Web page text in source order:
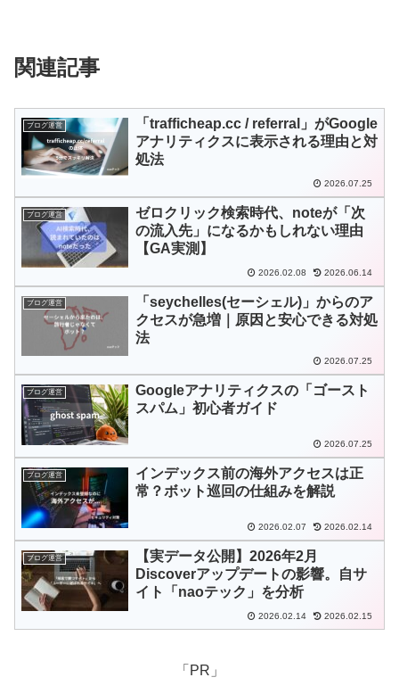
関連記事
ブログ運営
「trafficheap.cc / referral」がGoogle
アナリティクスに表示される理由と対
処法
2026.07.25
ブログ運営
ゼロクリック検索時代、noteが「次
の流入先」になるかもしれない理由
【GA実測】
2026.02.08 2026.06.14
ブログ運営
「seychelles(セーシェル)」からのア
クセスが急増｜原因と安心できる対処
法
2026.07.25
ブログ運営
Googleアナリティクスの「ゴースト
スパム」初心者ガイド
2026.07.25
ブログ運営
インデックス前の海外アクセスは正
常？ボット巡回の仕組みを解説
2026.02.07 2026.02.14
ブログ運営
【実データ公開】2026年2月
Discoverアップデートの影響。自サ
イト「naoテック」を分析
2026.02.14 2026.02.15
「PR」